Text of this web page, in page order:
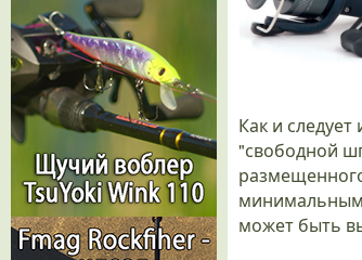
Как и
"свободной
минимальным
может быть